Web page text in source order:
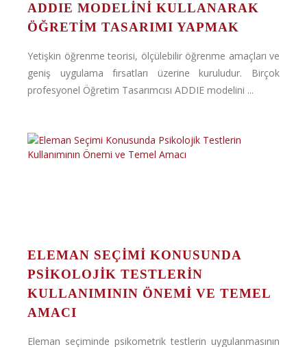
ADDIE MODELINI KULLANARAK
ÖĞRETIM TASARIMI YAPMAK
Yetişkin öğrenme teorisi, ölçülebilir öğrenme amaçları ve
geniş uygulama fırsatları üzerine kuruludur. Birçok
profesyonel Öğretim Tasarımcısı ADDIE modelini ...
ELEMAN SEÇIMI KONUSUNDA
PSIKOLOJIK TESTLERIN
KULLANIMININ ÖNEMI VE TEMEL
AMACI
Eleman seçiminde psikometrik testlerin uygulanmasının